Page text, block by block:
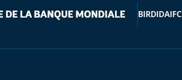
BIRDIDAIFC